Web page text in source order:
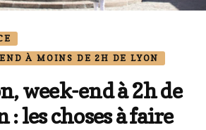
À MOINS DE 2H DE LYON
week-end à 2h de
: les choses à faire